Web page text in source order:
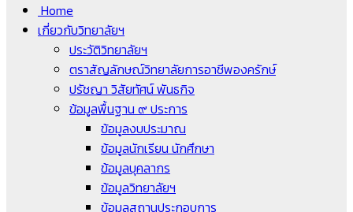
Home
เกี่ยวกับวิทยาลัยฯ
ประวัติวิทยาลัยฯ
ตราสัญลักษณ์วิทยาลัยการอาชีพองครักษ์
ปรัชญา วิสัยทัศน์ พันธกิจ
ข้อมูลพื้นฐาน ๙ ประการ
ข้อมูลงบประมาณ
ข้อมูลนักเรียน นักศึกษา
ข้อมูลบุคลากร
ข้อมูลวิทยาลัยฯ
ข้อมูลสถานประกอบการ